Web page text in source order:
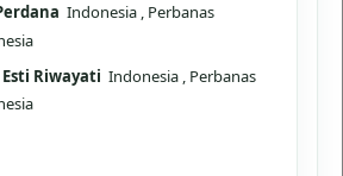
Indonesia , Perbanas
Riwayati Indonesia , Perbanas